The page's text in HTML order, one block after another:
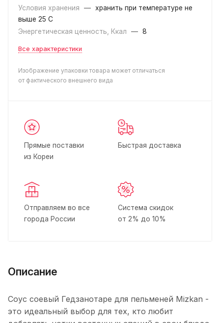
Условия хранения
— хранить при температуре не
выше 25 С
Энергетическая ценность, Ккал
— 8
Все характеристики
Изображение упаковки товара может отличаться
от фактического внешнего вида
Прямые поставки
из Кореи
Быстрая доставка
Отправляем во все
города России
Система скидок
от 2% до 10%
Описание
Соус соевый Гедзанотаре для пельменей Mizkan -
это идеальный выбор для тех, кто любит